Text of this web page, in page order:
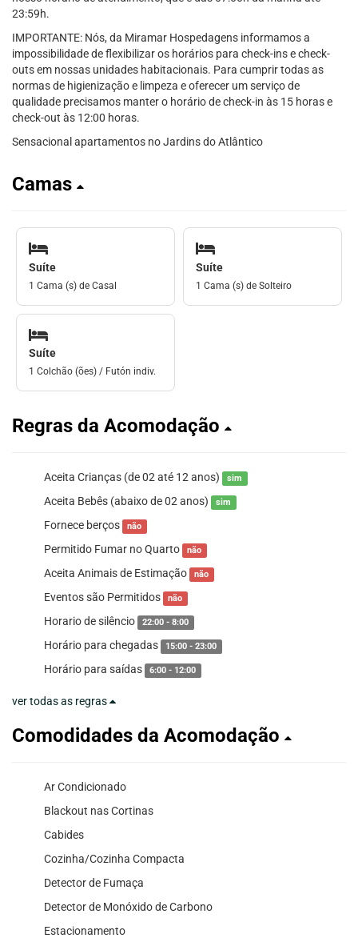
23:59h.
IMPORTANTE: Nós, da Miramar Hospedagens informamos a
impossibilidade de flexibilizar os horários para check-ins e check-
outs em nossas unidades habitacionais. Para cumprir todas as
normas de higienização e limpeza e oferecer um serviço de
qualidade precisamos manter o horário de check-in às 15 horas e
check-out às 12:00 horas.
Sensacional apartamentos no Jardins do Atlântico
Camas
Suíte
1 Cama (s) de Casal
Suíte
1 Cama (s) de Solteiro
Suíte
1 Colchão (ões) / Futón indiv.
Regras da Acomodação
Aceita Crianças (de 02 até 12 anos) sim
Aceita Bebês (abaixo de 02 anos) sim
Fornece berços não
Permitido Fumar no Quarto não
Aceita Animais de Estimação não
Eventos são Permitidos não
Horario de silêncio 22:00 - 8:00
Horário para chegadas 15:00 - 23:00
Horário para saídas 6:00 - 12:00
ver todas as regras
Comodidades da Acomodação
Ar Condicionado
Blackout nas Cortinas
Cabides
Cozinha/Cozinha Compacta
Detector de Fumaça
Detector de Monóxido de Carbono
Estacionamento